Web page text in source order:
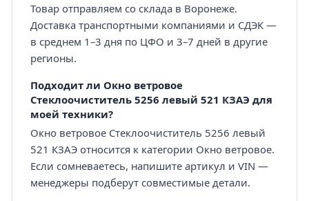
Товар отправляем со склада в Воронеже.
Доставка транспортными компаниями и СДЭК —
в среднем 1–3 дня по ЦФО и 3–7 дней в другие
регионы.
Подходит ли Окно ветровое
Стеклоочиститель 5256 левый 521 КЗАЭ для
моей техники?
Окно ветровое Стеклоочиститель 5256 левый
521 КЗАЭ относится к категории Окно ветровое.
Если сомневаетесь, напишите артикул и VIN —
менеджеры подберут совместимые детали.